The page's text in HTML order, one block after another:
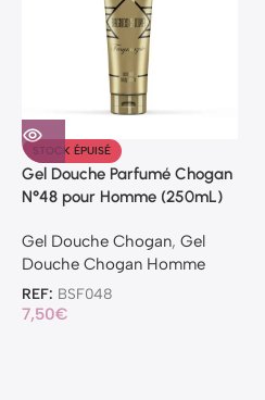
STOCK ÉPUISÉ
Gel Douche Parfumé Chogan
N°48 pour Homme (250mL)
Gel Douche Chogan, Gel
Douche Chogan Homme
REF: BSF048
7,50€